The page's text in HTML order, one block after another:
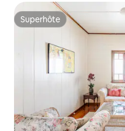
Superhôte
Superhôte